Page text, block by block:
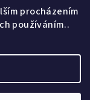
procházením
používáním..